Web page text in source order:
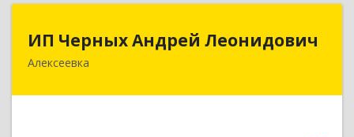
ИП Черных Андрей Леонидович
Алексеевка
ИП Черных Андрей Леонидович
309850, Белгородская обл, Алексеевский р-н,